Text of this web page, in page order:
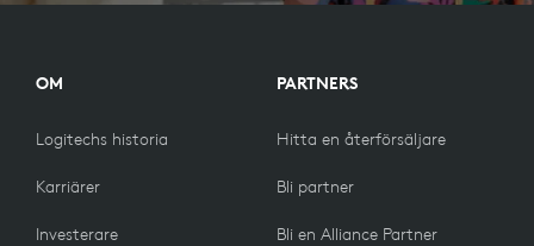
OM
Logitechs historia
Karriärer
Investerare
PARTNERS
Hitta en återförsäljare
Bli partner
Bli en Alliance Partner